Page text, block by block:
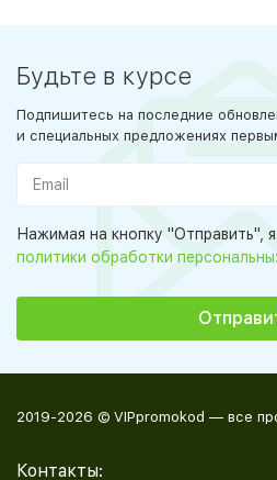
Будьте в курсе
Подпишитесь на последние
и специальных предложениях
Нажимая на кнопку "Отправить",
политики обработки
2019-2026 © VIPpromokod — все
Контакты: